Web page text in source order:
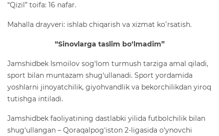
“Qizil” toifa: 16 nafar.
Mahalla drayveri: ishlab chiqarish va xizmat koʻrsatish.
“Sinovlarga taslim bo‘lmadim”
Jamshidbek Ismoilov sog‘lom turmush tarziga amal qiladi,
sport bilan muntazam shug‘ullanadi. Sport yordamida
yoshlarni jinoyatchilik, giyohvandlik va bekorchilikdan yiroq
tutishga intiladi.
Jamshidbek faoliyatining dastlabki yilida futbolchilik bilan
shug‘ullangan – Qoraqalpog‘iston 2-ligasida o‘ynovchi